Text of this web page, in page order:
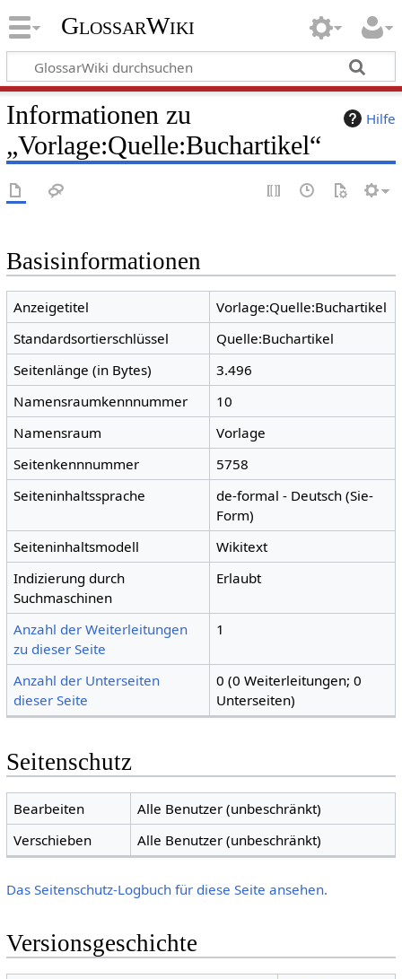
GlossarWiki
Hilfe
Informationen zu
„Vorlage:Quelle:Buchartikel“
Basisinformationen
Anzeigetitel
Vorlage:Quelle:Buchartikel
Standardsortierschlüssel
Quelle:Buchartikel
Seitenlänge (in Bytes)
3.496
Namensraumkennnummer
10
Namensraum
Vorlage
Seitenkennnummer
5758
Seiteninhaltssprache
de-formal - Deutsch (Sie-
Form)
Seiteninhaltsmodell
Wikitext
Indizierung durch
Suchmaschinen
Erlaubt
Anzahl der Weiterleitungen
zu dieser Seite
1
Anzahl der Unterseiten
dieser Seite
0 (0 Weiterleitungen; 0
Unterseiten)
Seitenschutz
Bearbeiten
Alle Benutzer (unbeschränkt)
Verschieben
Alle Benutzer (unbeschränkt)
Das Seitenschutz-Logbuch für diese Seite ansehen.
Versionsgeschichte